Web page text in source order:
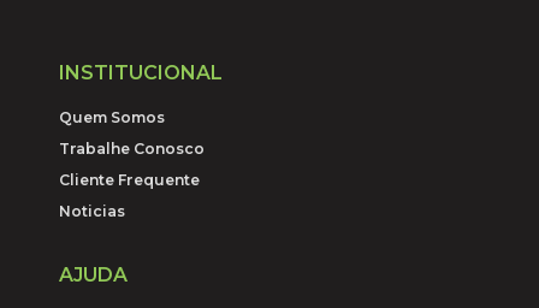
INSTITUCIONAL
Quem Somos
Trabalhe Conosco
Cliente Frequente
Noticias
AJUDA